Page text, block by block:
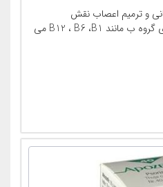
و ترمیم اعصاب نقش
دارد.نوروبیون شامل ویتامین های گروه ب مانند B12 ، B6 ،B1 می